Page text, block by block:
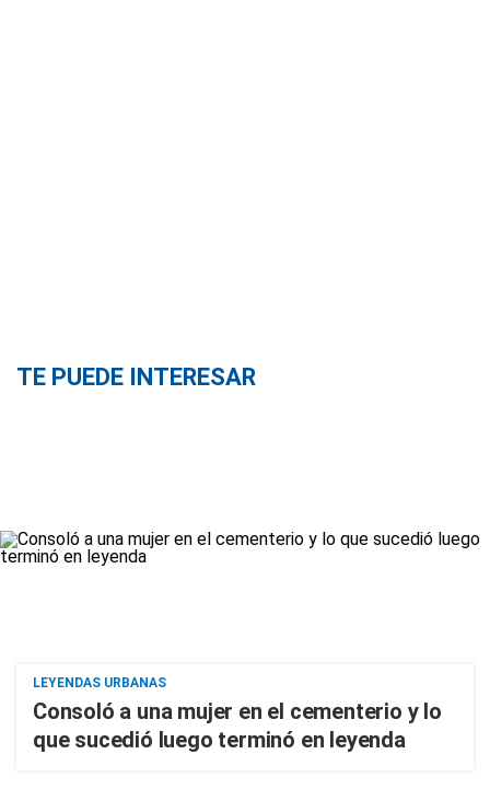
TE PUEDE INTERESAR
LEYENDAS URBANAS
Consoló a una mujer en el cementerio y lo
que sucedió luego terminó en leyenda